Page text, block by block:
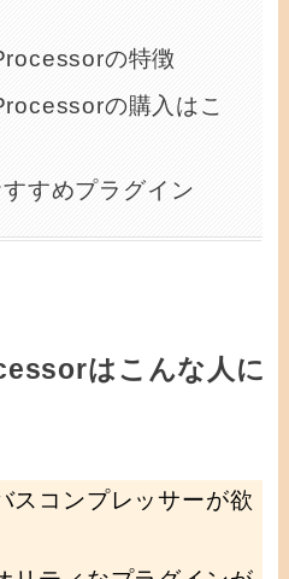
の特徴
の購入はこ
すめプラグイン
はこんな人に
スコンプレッサーが欲